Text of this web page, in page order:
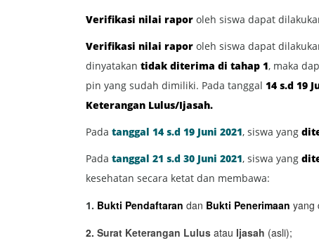
Verifikasi nilai rapor oleh siswa dapat
Verifikasi nilai rapor oleh siswa dapat
dinyatakan tidak diterima di tahap 1, maka
pin yang sudah dimiliki. Pada tanggal 14 s.d 19
Keterangan Lulus/Ijasah.
Pada tanggal 14 s.d 19 Juni 2021, siswa yang
Pada tanggal 21 s.d 30 Juni 2021, siswa yang
kesehatan secara ketat dan membawa:
1. Bukti Pendaftaran dan Bukti Penerimaan yang
2. Surat Keterangan Lulus atau Ijasah (asli);